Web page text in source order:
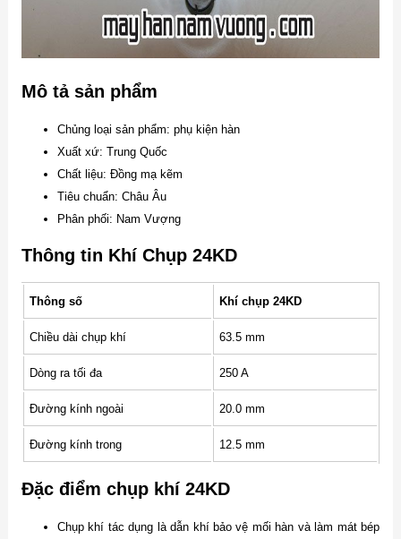
Mô tả sản phẩm
Chủng loại sản phẩm: phụ kiện hàn
Xuất xứ: Trung Quốc
Chất liệu: Đồng mạ kẽm
Tiêu chuẩn: Châu Âu
Phân phối: Nam Vượng
Thông tin Khí Chụp 24KD
Thông số Khí chụp 24KD
Chiều dài chụp khí 63.5 mm
Dòng ra tối đa 250 A
Đường kính ngoài 20.0 mm
Đường kính trong 12.5 mm
Đặc điểm chụp khí 24KD
Chụp khí tác dụng là dẫn khí bảo vệ mối hàn và làm mát bép